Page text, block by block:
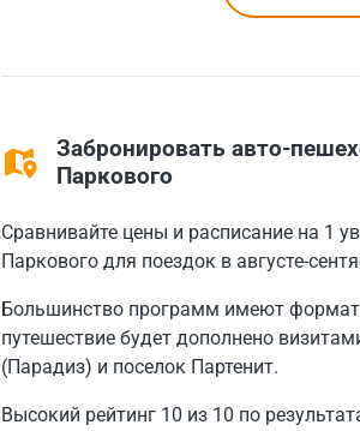
Забронировать авто-
Паркового
Сравнивайте цены и расписание на 1
Паркового для поездок в августе-
Большинство программ имеют
путешествие будет дополнено
(Парадиз) и поселок Партенит.
Высокий рейтинг 10 из 10 по